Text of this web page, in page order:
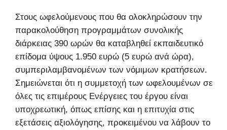
Στους ωφελούμενους που θα ολοκληρώσουν την
παρακολούθηση προγραμμάτων συνολικής
διάρκειας 390 ωρών θα καταβληθεί εκπαιδευτικό
επίδομα ύψους 1.950 ευρώ (5 ευρώ ανά ώρα),
συμπεριλαμβανομένων των νόμιμων κρατήσεων.
Σημειώνεται ότι η συμμετοχή των ωφελουμένων σε
όλες τις επιμέρους Ενέργειες του έργου είναι
υποχρεωτική, όπως επίσης και η επιτυχία στις
εξετάσεις αξιολόγησης, προκειμένου να λάβουν το